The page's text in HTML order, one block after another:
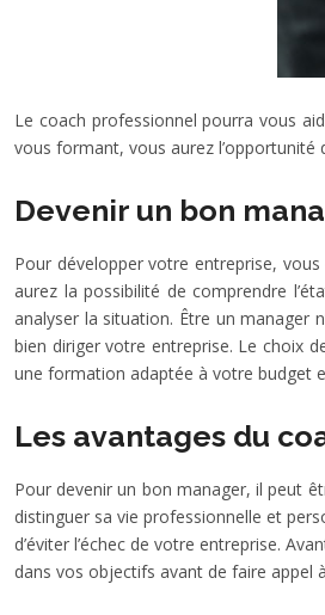
Le coach professionnel pourra vous
vous formant, vous aurez l’opportunité
Devenir un bon
Pour développer votre entreprise,
aurez la possibilité de comprendre
analyser la situation. Être un manager
bien diriger votre entreprise. Le choix
une formation adaptée à votre budget
Les avantages du
Pour devenir un bon manager, il peut
distinguer sa vie professionnelle et
d’éviter l’échec de votre entreprise.
dans vos objectifs avant de faire appel